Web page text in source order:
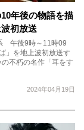
年後の物語を描
初放送
午後9時～11時09
」を地上波初放送す
不朽の名作「耳をす
2024年04月19日